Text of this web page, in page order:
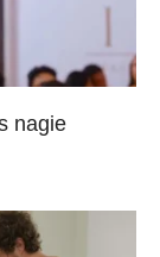
nagie